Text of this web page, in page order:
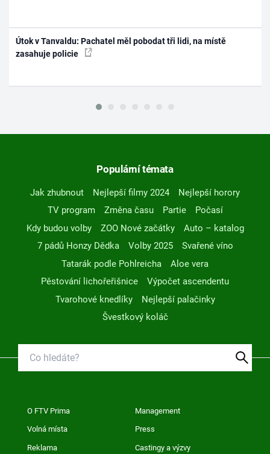
Útok v Tanvaldu: Pachatel měl pobodat tři lidi, na místě
zasahuje policie
Populární témata
Jak zhubnout Nejlepší filmy 2024
Nejlepší horory
TV program
Změna času Partie
Počasí
Kdy budou volby
ZOO Nové začátky
Auto – katalog
7 pádů Honzy Dědka
Volby 2025
Svařené víno
Tatarák podle Pohlreicha
Aloe vera
Pěstování lichořeřišnice
Výpočet ascendentu
Tvarohové knedlíky
Nejlepší palačinky
Švestkový koláč
O FTV Prima Management
Volná místa Press
Reklama Castingy a výzvy